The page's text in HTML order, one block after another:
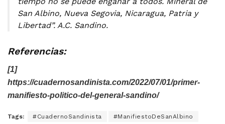
San Albino, Nueva Segovia, Nicaragua, Patria y
Libertad”. A.C. Sandino.
Referencias:
[1]
https://cuadernosandinista.com/2022/07/01/primer-
manifiesto-politico-del-general-sandino/
Tags: #CuadernoSandinista #ManifiestoDeSanAlbino